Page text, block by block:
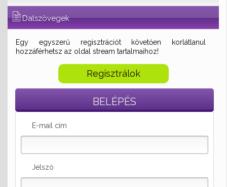
Dalszövegek
Egy egyszerű regisztrációt követően korlátlanul
hozzáférhetsz az oldal stream tartalmaihoz!
Regisztrálok
BELÉPÉS
E-mail cím
Jelszó